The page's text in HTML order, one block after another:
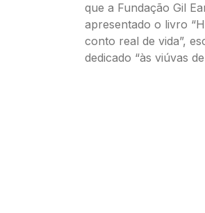
que a Fundação Gil
apresentado o livro
conto real de vida”,
dedicado “às viúvas